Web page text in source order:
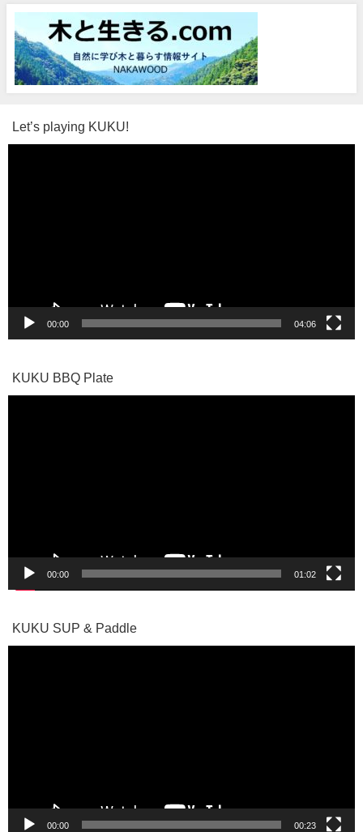
Let’s playing KUKU!
00:00 04:06
KUKU BBQ Plate
00:00 01:02
KUKU SUP & Paddle
00:00 00:23